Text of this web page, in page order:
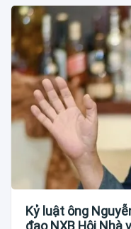
Kỷ luật ông
đạo NXB Hội Nhà